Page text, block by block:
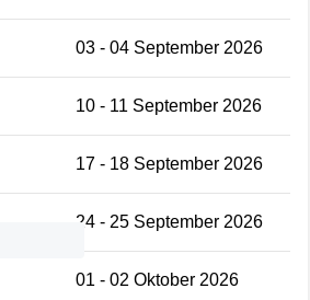
03 - 04 September 2026
10 - 11 September 2026
17 - 18 September 2026
24 - 25 September 2026
01 - 02 Oktober 2026